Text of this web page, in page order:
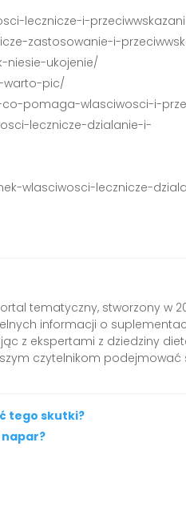
lecznicze-i-
zastosowanie-i-
niesie-ukojenie/
warto-pic/
pomaga-wlasciwosci-i-
lecznicze-dzialanie-i-
wlasciwosci-lecznicze-
tematyczny, stworzony w
informacji o
z ekspertami z dziedziny
czytelnikom podejmować
tego skutki?